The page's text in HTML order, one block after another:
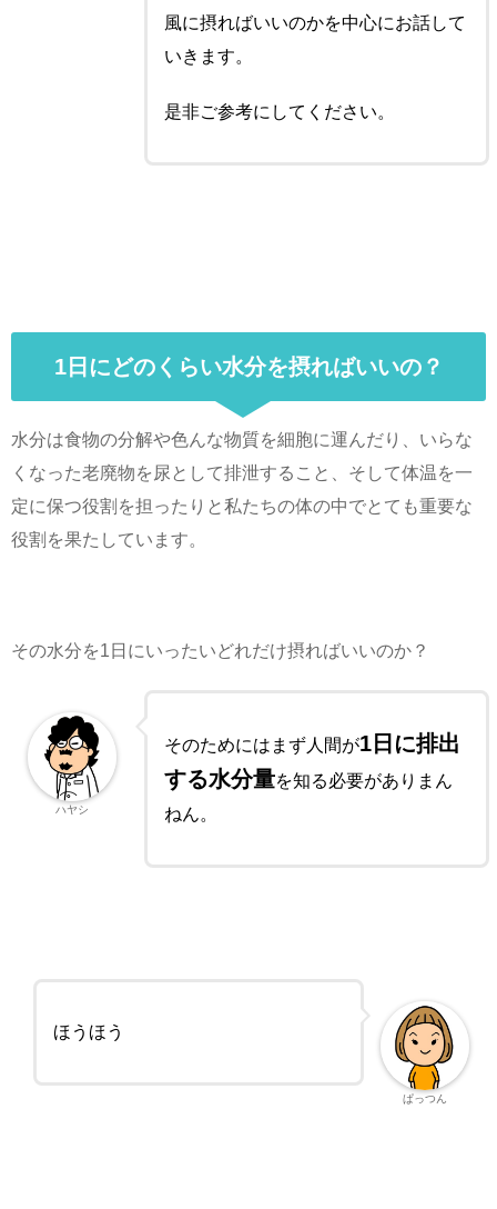
風に摂ればいいのかを中心にお話して
いきます。
是非ご参考にしてください。
1日にどのくらい水分を摂ればいいの？
水分は食物の分解や色んな物質を細胞に運んだり、いらな
くなった老廃物を尿として排泄すること、そして体温を一
定に保つ役割を担ったりと私たちの体の中でとても重要な
役割を果たしています。
その水分を1日にいったいどれだけ摂ればいいのか？
そのためにはまず人間が1日に排出
する水分量を知る必要がありまん
ねん。
ハヤシ
ほうほう
ぱっつん